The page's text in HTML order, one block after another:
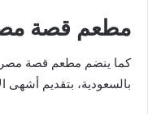
مطعم قصة
كما ينضم مطعم قصة
بالسعودية، بتقديم أشهى